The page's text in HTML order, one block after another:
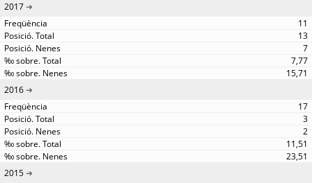
2017
11
13
7
7,77
15,71
2016
17
3
2
11,51
23,51
2015